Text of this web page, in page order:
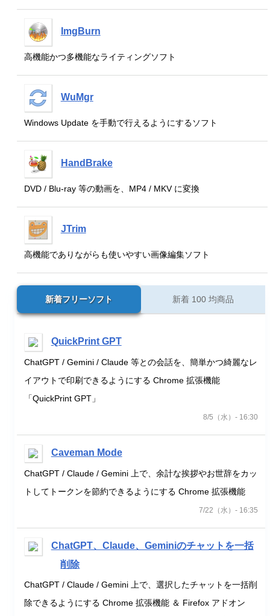
ImgBurn
高機能かつ多機能なライティングソフト
WuMgr
Windows Update を手動で行えるようにするソフト
HandBrake
DVD / Blu-ray 等の動画を、MP4 / MKV に変換
JTrim
高機能でありながらも使いやすい画像編集ソフト
新着フリーソフト 新着 100 均商品
QuickPrint GPT
ChatGPT / Gemini / Claude 等との会話を、簡単かつ綺麗なレ
イアウトで印刷できるようにする Chrome 拡張機能
「QuickPrint GPT」
8/5（水）- 16:30
Caveman Mode
ChatGPT / Claude / Gemini 上で、余計な挨拶やお世辞をカッ
トしてトークンを節約できるようにする Chrome 拡張機能
7/22（水）- 16:35
ChatGPT、Claude、Geminiのチャットを一括
削除
ChatGPT / Claude / Gemini 上で、選択したチャットを一括削
除できるようにする Chrome 拡張機能 ＆ Firefox アドオン